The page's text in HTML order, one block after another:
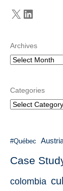
X LinkedIn
Archives
Categories
#Québec
Case
colombia